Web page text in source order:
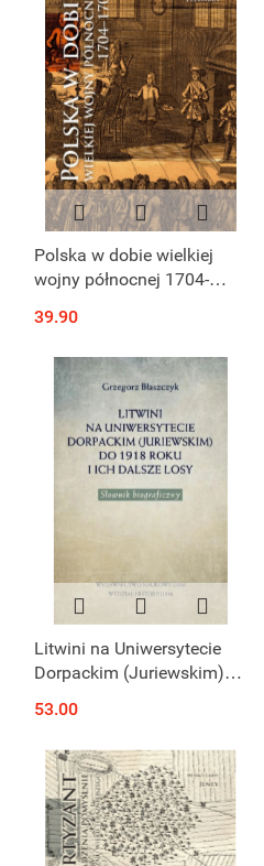
Polska w dobie wielkiej
wojny północnej 1704-
39.90
Litwini na Uniwersytecie
Dorpackim (Juriewskim)
losy. Słownik biograficzny
53.00